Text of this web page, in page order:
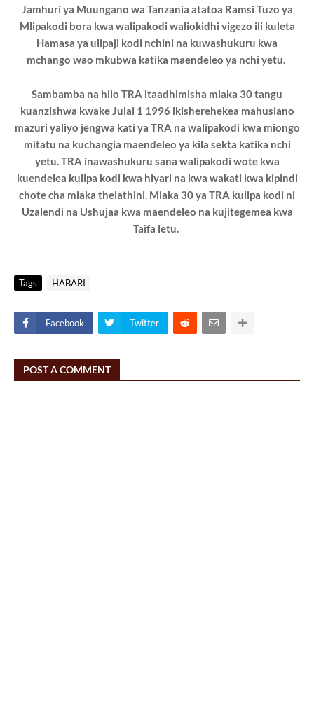
Jamhuri ya Muungano wa Tanzania atatoa Ramsi Tuzo ya
Mlipakodi bora kwa walipakodi waliokidhi vigezo ili kuleta
Hamasa ya ulipaji kodi nchini na kuwashukuru kwa
mchango wao mkubwa katika maendeleo ya nchi yetu.
Sambamba na hilo TRA itaadhimisha miaka 30 tangu
kuanzishwa kwake Julai 1 1996 ikisherehekea mahusiano
mazuri yaliyo jengwa kati ya TRA na walipakodi kwa miongo
mitatu na kuchangia maendeleo ya kila sekta katika nchi
yetu. TRA inawashukuru sana walipakodi wote kwa
kuendelea kulipa kodi kwa hiyari na kwa wakati kwa kipindi
chote cha miaka thelathini. Miaka 30 ya TRA kulipa kodi ni
Uzalendi na Ushujaa kwa maendeleo na kujitegemea kwa
Taifa letu.
Tags HABARI
Facebook Twitter
POST A COMMENT